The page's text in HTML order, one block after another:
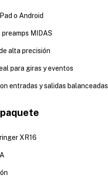
o Android
MIDAS
alta precisión
para giras y eventos
entradas y salidas balanceadas
XR16